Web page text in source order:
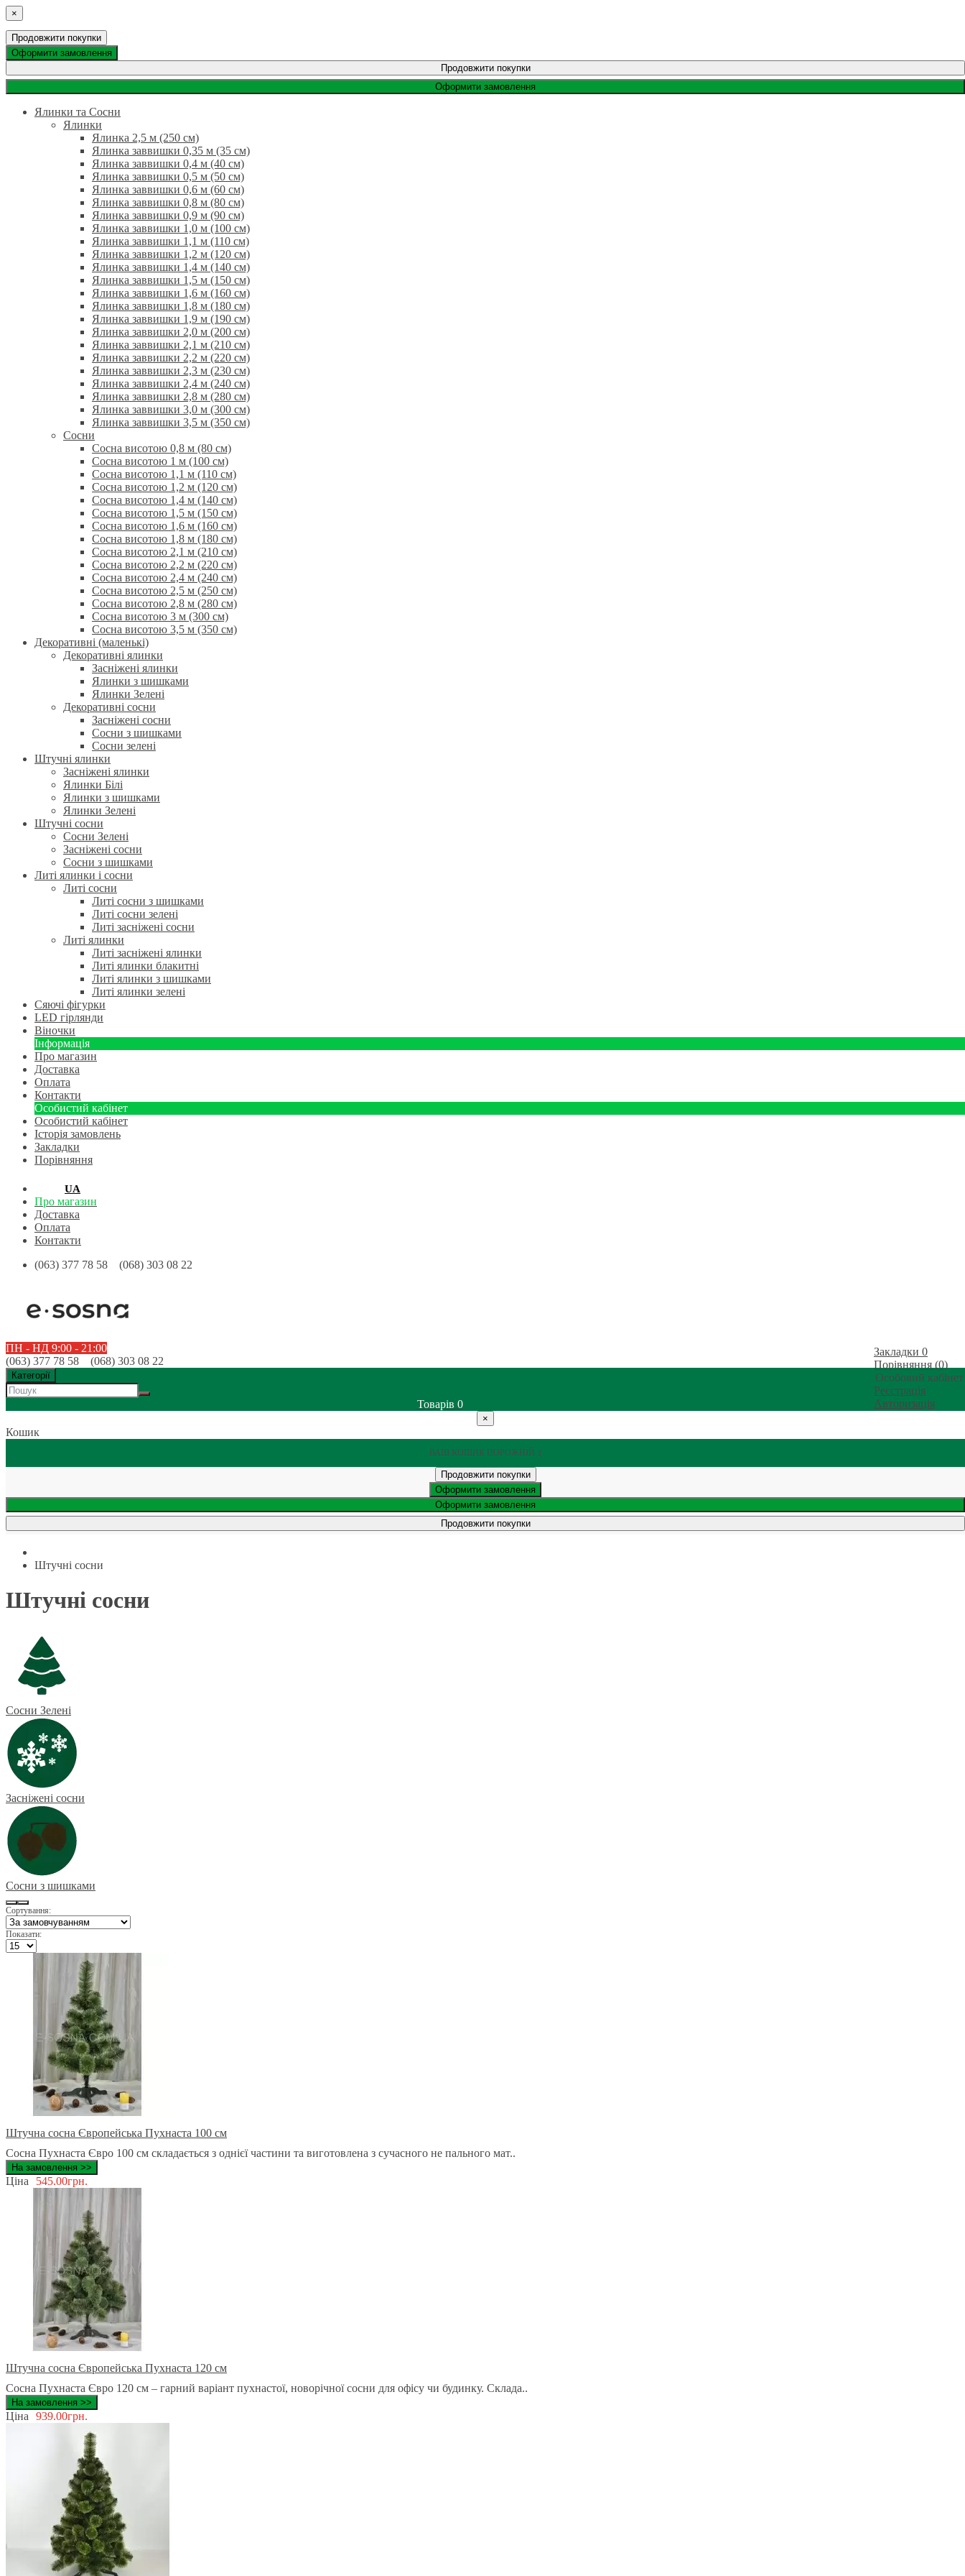
×
Продовжити покупки
Оформити замовлення
Продовжити покупки
Оформити замовлення
Ялинки та Сосни
Ялинки
Ялинка 2,5 м (250 см)
Ялинка заввишки 0,35 м (35 см)
Ялинка заввишки 0,4 м (40 см)
Ялинка заввишки 0,5 м (50 см)
Ялинка заввишки 0,6 м (60 см)
Ялинка заввишки 0,8 м (80 см)
Ялинка заввишки 0,9 м (90 см)
Ялинка заввишки 1,0 м (100 см)
Ялинка заввишки 1,1 м (110 см)
Ялинка заввишки 1,2 м (120 см)
Ялинка заввишки 1,4 м (140 см)
Ялинка заввишки 1,5 м (150 см)
Ялинка заввишки 1,6 м (160 см)
Ялинка заввишки 1,8 м (180 см)
Ялинка заввишки 1,9 м (190 см)
Ялинка заввишки 2,0 м (200 см)
Ялинка заввишки 2,1 м (210 см)
Ялинка заввишки 2,2 м (220 см)
Ялинка заввишки 2,3 м (230 см)
Ялинка заввишки 2,4 м (240 см)
Ялинка заввишки 2,8 м (280 см)
Ялинка заввишки 3,0 м (300 см)
Ялинка заввишки 3,5 м (350 см)
Сосни
Сосна висотою 0,8 м (80 см)
Сосна висотою 1 м (100 см)
Сосна висотою 1,1 м (110 см)
Сосна висотою 1,2 м (120 см)
Сосна висотою 1,4 м (140 см)
Сосна висотою 1,5 м (150 см)
Сосна висотою 1,6 м (160 см)
Сосна висотою 1,8 м (180 см)
Сосна висотою 2,1 м (210 см)
Сосна висотою 2,2 м (220 см)
Сосна висотою 2,4 м (240 см)
Сосна висотою 2,5 м (250 см)
Сосна висотою 2,8 м (280 см)
Сосна висотою 3 м (300 см)
Сосна висотою 3,5 м (350 см)
Декоративні (маленькі)
Декоративні ялинки
Засніжені ялинки
Ялинки з шишками
Ялинки Зелені
Декоративні сосни
Засніжені сосни
Сосни з шишками
Сосни зелені
Штучні ялинки
Засніжені ялинки
Ялинки Білі
Ялинки з шишками
Ялинки Зелені
Штучні сосни
Сосни Зелені
Засніжені сосни
Сосни з шишками
Литі ялинки і сосни
Литі сосни
Литі сосни з шишками
Литі сосни зелені
Литі засніжені сосни
Литі ялинки
Литі засніжені ялинки
Литі ялинки блакитні
Литі ялинки з шишками
Литі ялинки зелені
Сяючі фігурки
LED гірлянди
Віночки
Інформація
Про магазин
Доставка
Оплата
Контакти
Особистий кабінет
Особистий кабінет
Історія замовлень
Закладки
Порівняння
UA
Про магазин
Доставка
Оплата
Контакти
(063) 377 78 58 (068) 303 08 22
Закладки 0
Порівняння (0)
Особовий кабінет
Реєстрація
Авторизація
ПН - НД 9:00 - 21:00
(063) 377 78 58 (068) 303 08 22
Категорії
Товарів 0
×
Кошик
ВАШ КОШИК ПОРОЖНІЙ :(
Продовжити покупки
Оформити замовлення
Оформити замовлення
Продовжити покупки
Штучні сосни
Штучні сосни
Сосни Зелені
Засніжені сосни
Сосни з шишками
Сортування:
Показати:
Штучна сосна Європейська Пухнаста 100 см
Сосна Пухнаста Євро 100 см складається з однієї частини та виготовлена ​​з сучасного не пального мат..
На замовлення >>
Ціна 545.00грн.
Штучна сосна Європейська Пухнаста 120 см
Сосна Пухнаста Євро 120 см – гарний варіант пухнастої, новорічної сосни для офісу чи будинку. Склада..
На замовлення >>
Ціна 939.00грн.